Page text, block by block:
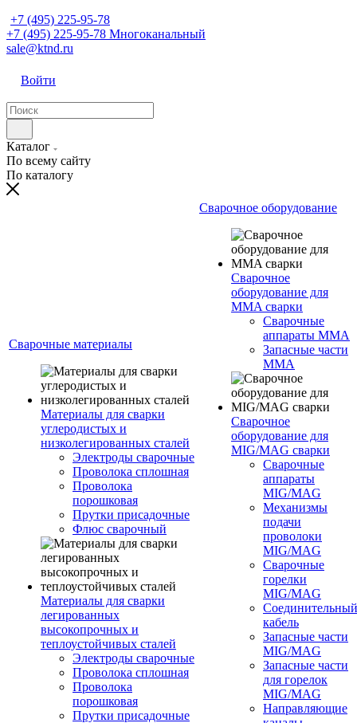
+7 (495) 225-95-78
+7 (495) 225-95-78 Многоканальный
sale@ktnd.ru
Войти
Каталог
По всему сайту
По каталогу
Сварочные материалы
Материалы для сварки
углеродистых и
низколегированных сталей
Электроды сварочные
Проволока сплошная
Проволока
порошковая
Прутки присадочные
Флюс сварочный
Материалы для сварки
легированных
высокопрочных и
теплоустойчивых сталей
Электроды сварочные
Проволока сплошная
Проволока
порошковая
Прутки присадочные
Сварочное оборудование
Сварочное
оборудование для
MMA сварки
Сварочные
аппараты MMA
Запасные части
MMA
Сварочное
оборудование для
MIG/MAG сварки
Сварочные
аппараты
MIG/MAG
Механизмы
подачи
проволоки
MIG/MAG
Сварочные
горелки
MIG/MAG
Соединительный
кабель
Запасные части
MIG/MAG
Запасные части
для горелок
MIG/MAG
Направляющие